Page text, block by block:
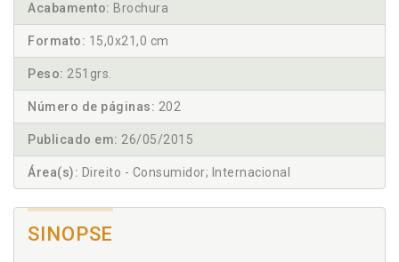
Acabamento: Brochura
Formato: 15,0x21,0 cm
Peso: 251grs.
Número de páginas: 202
Publicado em: 26/05/2015
Área(s): Direito - Consumidor; Internacional
SINOPSE